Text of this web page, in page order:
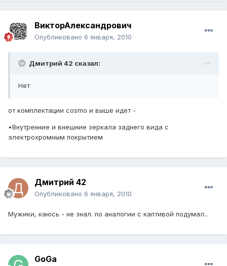
ВикторАлександрович
Опубликовано 6 января, 2010
Дмитрий 42 сказал:
Нет
от комплектации cosmo и выше идет -
•Внутренние и внешние зеркала заднего вида с
электрохромным покрытием
Дмитрий 42
Опубликовано 6 января, 2010
Мужики, каюсь - не знал. по аналогии с каптивой подумал...
GoGa